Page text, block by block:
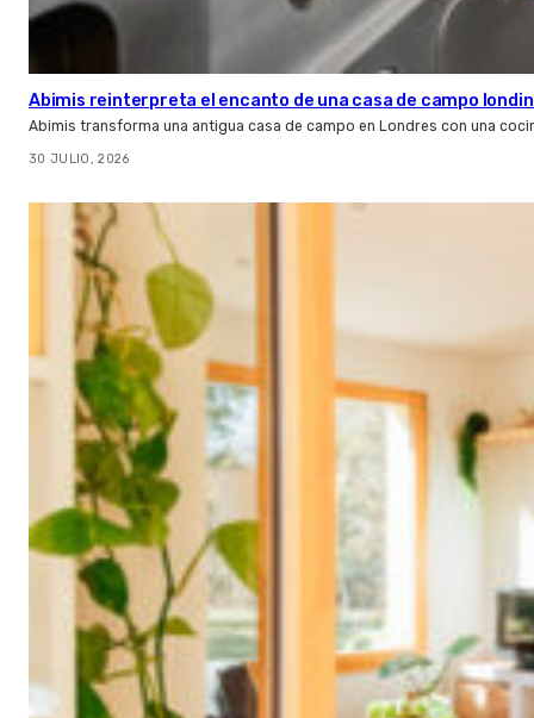
Abimis reinterpreta el encanto de una casa de campo
Abimis transforma una antigua casa de campo en Londres con una
30 JULIO, 2026